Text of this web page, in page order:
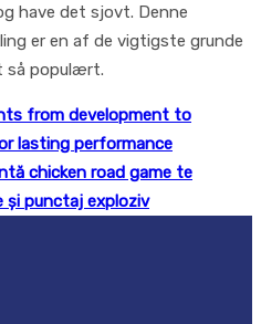
have det sjovt. Denne
er en af de vigtigste grunde
så populært.
from development to
lasting performance
chicken road game te
și punctaj exploziv